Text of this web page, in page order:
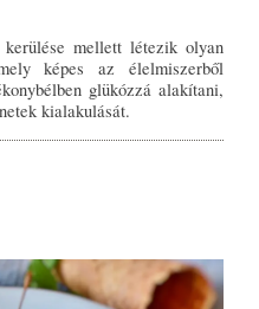
mellett létezik olyan
képes az élelmiszerből
glükózzá alakítani,
kialakulását.